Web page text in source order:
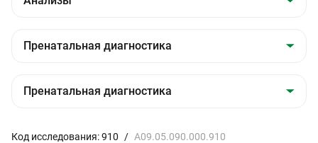
Код исследования: 910 / A09.05.090.000.910